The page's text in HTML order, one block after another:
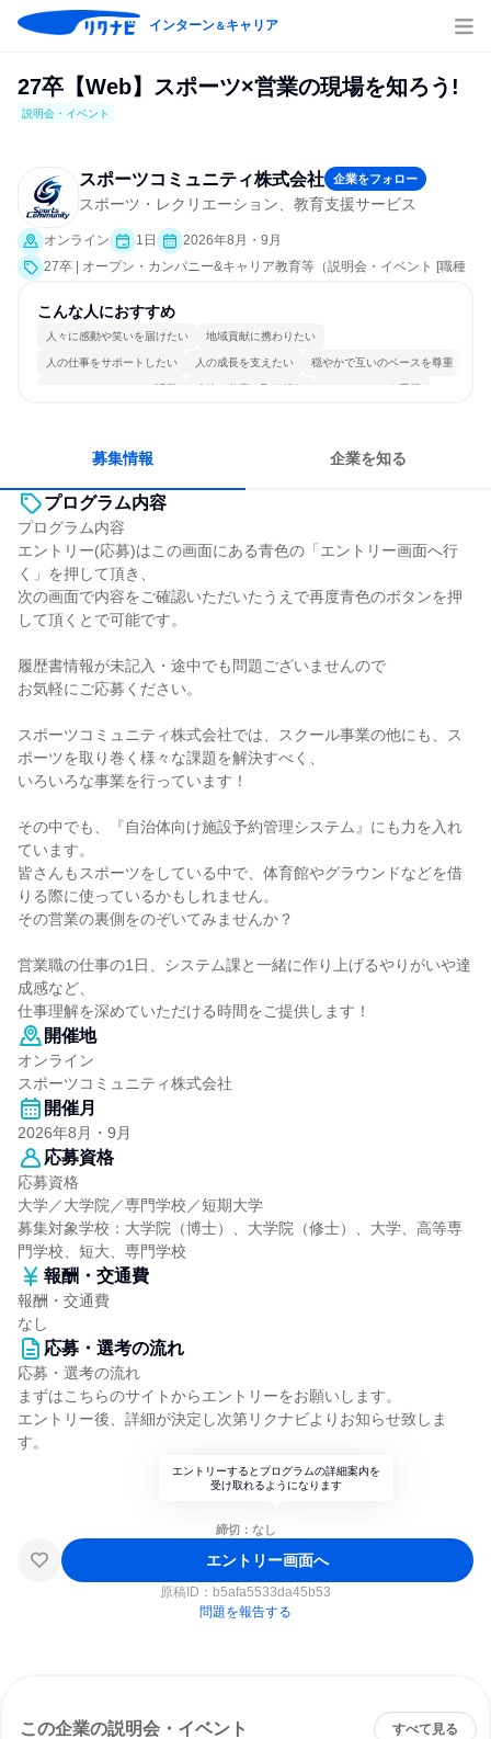
インターン＆キャリア
27卒【Web】スポーツ×営業の現場を知ろう!
説明会・イベント
スポーツコミュニティ株式会社 企業をフォロー
スポーツ・レクリエーション、教育支援サービス
オンライン 1日
2026年8月・9月
27卒 | オープン・カンパニー&キャリア教育等（説明会・イベント [職種
こんな人におすすめ
人々に感動や笑いを届けたい 地域貢献に携わりたい
人の仕事をサポートしたい 人の成長を支えたい 穏やかで互いのペースを尊重
コミュニケーションが活発 冷静に仕事に取り組む チームワークを重視
募集情報 企業を知る
プログラム内容
プログラム内容
エントリー(応募)はこの画面にある青色の「エントリー画面へ行
く」を押して頂き、
次の画面で内容をご確認いただいたうえで再度青色のボタンを押
して頂くとで可能です。
履歴書情報が未記入・途中でも問題ございませんので
お気軽にご応募ください。
スポーツコミュニティ株式会社では、スクール事業の他にも、ス
ポーツを取り巻く様々な課題を解決すべく、
いろいろな事業を行っています！
その中でも、『自治体向け施設予約管理システム』にも力を入れ
ています。
皆さんもスポーツをしている中で、体育館やグラウンドなどを借
りる際に使っているかもしれません。
その営業の裏側をのぞいてみませんか？
営業職の仕事の1日、システム課と一緒に作り上げるやりがいや達
成感など、
仕事理解を深めていただける時間をご提供します！
開催地
オンライン
スポーツコミュニティ株式会社
開催月
2026年8月・9月
応募資格
応募資格
大学／大学院／専門学校／短期大学
募集対象学校：大学院（博士）、大学院（修士）、大学、高等専
門学校、短大、専門学校
報酬・交通費
報酬・交通費
なし
応募・選考の流れ
応募・選考の流れ
まずはこちらのサイトからエントリーをお願いします。
エントリー後、詳細が決定し次第リクナビよりお知らせ致しま
す。
エントリーするとプログラムの詳細案内を
受け取れるようになります
締切：なし
エントリー画面へ
原稿ID： b5afa5533da45b53
問題を報告する
この企業の説明会・イベント すべて見る